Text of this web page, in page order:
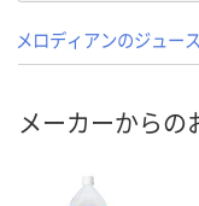
メロディアンのジュー
メーカーからの